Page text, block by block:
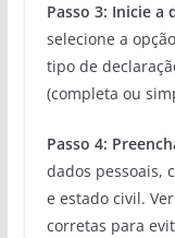
Passo 3: Inicie a
selecione a
tipo de
(completa ou
Passo 4:
dados pessoais,
e estado civil.
corretas para